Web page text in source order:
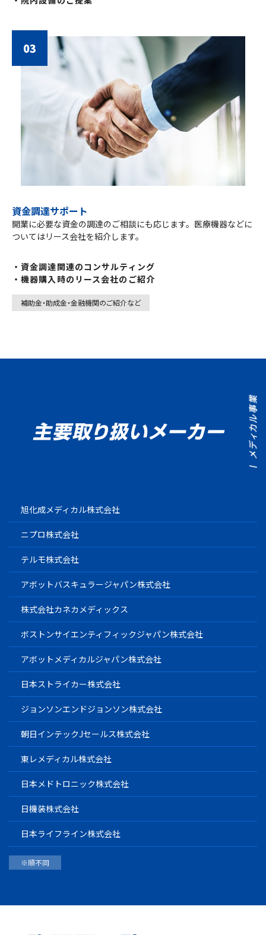
資金調達サポート
開業に必要な資金の調達のご相談にも応じます。医療機器などに
ついてはリース会社を紹介します。
・資金調達関連のコンサルティング
・機器購入時のリース会社のご紹介
補助金・助成金・金融機関のご紹介など
03
旭化成メディカル株式会社
ニプロ株式会社
テルモ株式会社
アボットバスキュラージャパン株式会社
株式会社カネカメディックス
ボストンサイエンティフィックジャパン株式会社
アボットメディカルジャパン株式会社
日本ストライカー株式会社
ジョンソンエンドジョンソン株式会社
朝日インテックJセールス株式会社
東レメディカル株式会社
日本メドトロニック株式会社
日機装株式会社
日本ライフライン株式会社
※順不同